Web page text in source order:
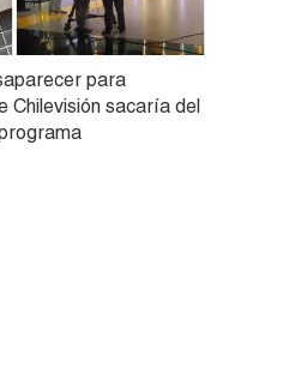
para
Chilevisión sacaría del